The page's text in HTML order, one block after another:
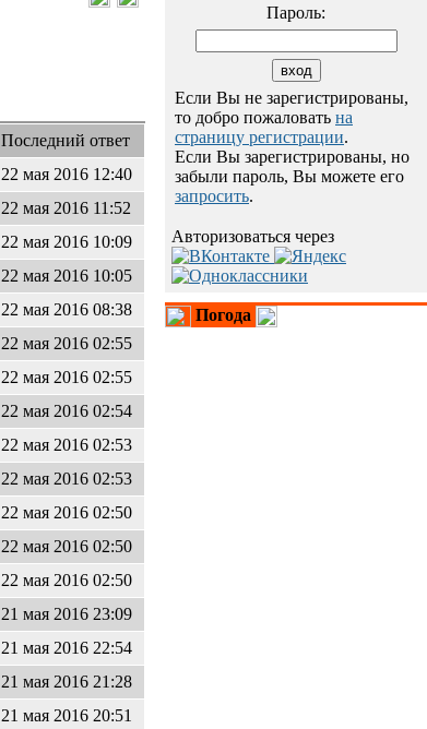
Последний ответ
22 мая 2016 12:40
22 мая 2016 11:52
22 мая 2016 10:09
22 мая 2016 10:05
22 мая 2016 08:38
22 мая 2016 02:55
22 мая 2016 02:55
22 мая 2016 02:54
22 мая 2016 02:53
22 мая 2016 02:53
22 мая 2016 02:50
22 мая 2016 02:50
22 мая 2016 02:50
21 мая 2016 23:09
21 мая 2016 22:54
21 мая 2016 21:28
21 мая 2016 20:51
Пароль:
Если Вы не зарегистрированы,
то добро пожаловать на
страницу регистрации.
Если Вы зарегистрированы, но
забыли пароль, Вы можете его
запросить.
Авторизоваться через
Погода